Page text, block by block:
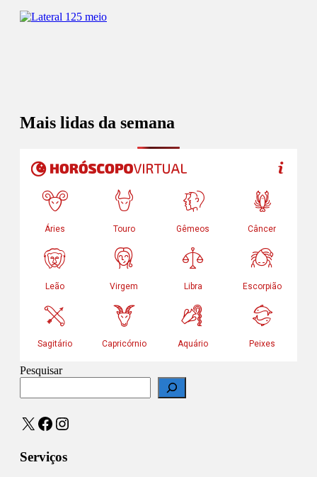
Mais lidas da semana
Pesquisar
X Facebook
Instagram
Serviços